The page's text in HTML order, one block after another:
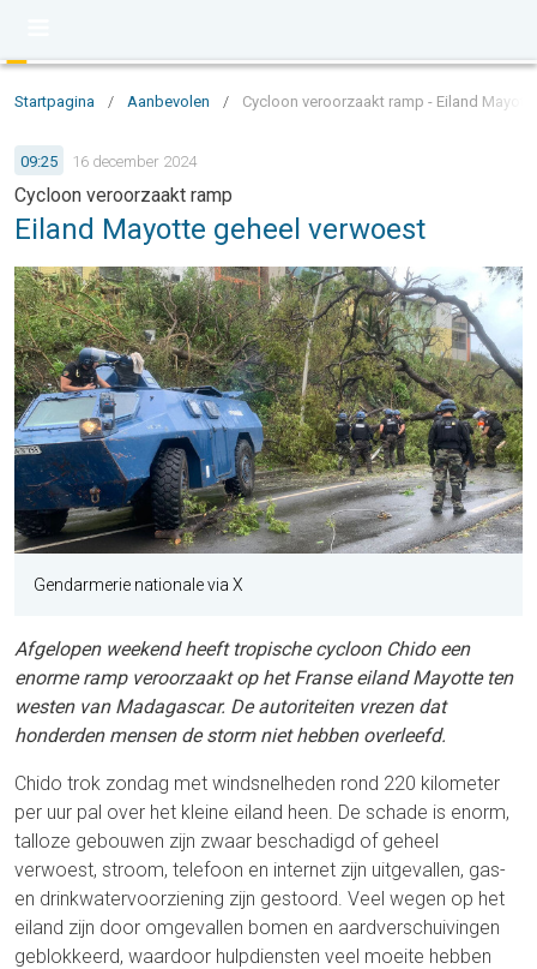
Startpagina / Aanbevolen / Cycloon veroorzaakt ramp - Eiland
09:25 16 december 2024
Cycloon veroorzaakt ramp
Eiland Mayotte geheel verwoest
Gendarmerie nationale via X
Afgelopen weekend heeft tropische cycloon Chido een
enorme ramp veroorzaakt op het Franse eiland Mayotte ten
westen van Madagascar. De autoriteiten vrezen dat
honderden mensen de storm niet hebben overleefd.
Chido trok zondag met windsnelheden rond 220 kilometer
per uur pal over het kleine eiland heen. De schade is enorm,
talloze gebouwen zijn zwaar beschadigd of geheel
verwoest, stroom, telefoon en internet zijn uitgevallen, gas-
en drinkwatervoorziening zijn gestoord. Veel wegen op het
eiland zijn door omgevallen bomen en aardverschuivingen
geblokkeerd, waardoor hulpdiensten veel moeite hebben